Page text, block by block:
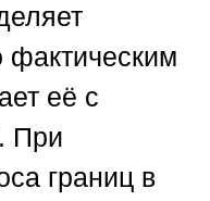
фактическим
её с
При
границ в